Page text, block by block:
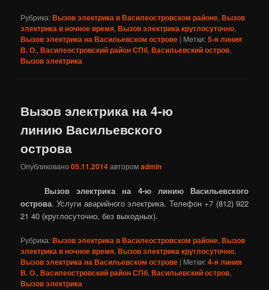
Рубрика:Вызов электрика в Василеостровском районе,Вызов
электрика в ночное время,Вызов электрика круглосуточно,
Вызов электрика на Васильевском острове | Метки:5-я линия
В. О.,Василеостровский район СПб,Васильевский остров,
Вызов электрика
Вызов электрика на 4-ю
линию Васильевского
острова
Опубликовано05.11.2014авторомadmin
Вызов электрика на 4-ю линию Васильевского
острова. Услуги аварийного электрика. Телефон +7 (812) 922
21 40 (круглосуточно, без выходных).
Рубрика:Вызов электрика в Василеостровском районе,Вызов
электрика в ночное время,Вызов электрика круглосуточно,
Вызов электрика на Васильевском острове | Метки:4-я линия
В. О.,Василеостровский район СПб,Васильевский остров,
Вызов электрика